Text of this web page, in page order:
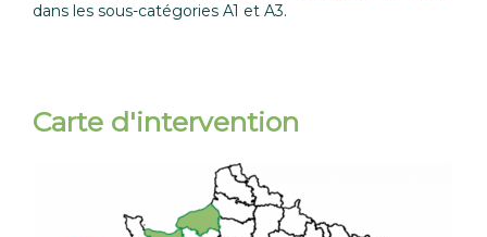
dans les sous-catégories A1 et A3.
Carte d'intervention